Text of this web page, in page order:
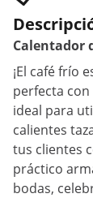
Calentador
¡El café frío
perfecta
ideal para
calientes
tus clientes
práctico
bodas,